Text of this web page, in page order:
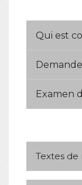
Qui est
Examen
Textes